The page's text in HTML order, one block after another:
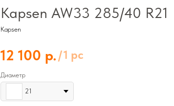
Kapsen AW33 285/40 R21
Kapsen
12 100 р. /1 pc
Диаметр
21